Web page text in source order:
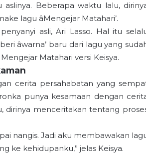
Beberapa waktu lalu,
lagu âMengejar Matahari’.
asli, Ari Lasso. Hal itu
âwarna’ baru dari lagu yang
Matahari versi Keisya.
cerita persahabatan yang
punya kesamaan dengan
dirinya menceritakan tentang
nangis. Jadi aku membawakan
ke kehidupanku,” jelas Keisya.